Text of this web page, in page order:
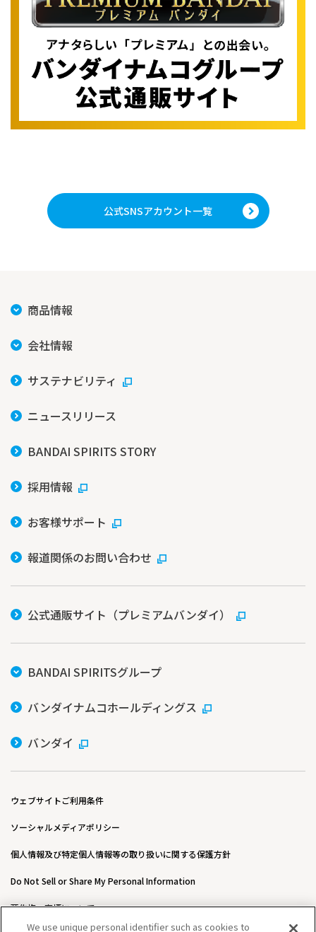
公式SNSアカウント一覧
商品情報
会社情報
サステナビリティ
ニュースリリース
BANDAI SPIRITS STORY
採用情報
お客様サポート
報道関係のお問い合わせ
公式通販サイト（プレミアムバンダイ）
BANDAI SPIRITSグループ
バンダイナムコホールディングス
バンダイ
ウェブサイトご利用条件
ソーシャルメディアポリシー
個人情報及び特定個人情報等の取り扱いに関する保護方針
Do Not Sell or Share My Personal Information
著作権・商標について
We use unique personal identifier such as cookies to